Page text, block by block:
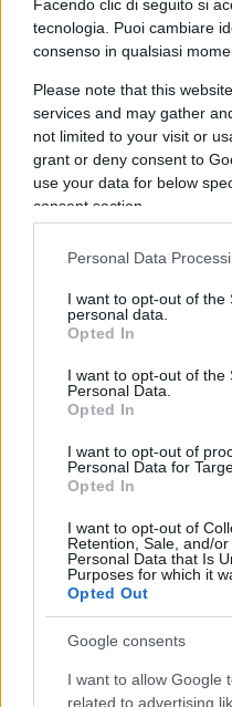
Facendo clic di seguito si
tecnologia. Puoi cambiare
consenso in qualsiasi
Please note that this
services and may gather
not limited to your visit or
grant or deny consent to
use your data for below
consent section.
Personal Data
I want to opt-out of the
personal data.
Opted In
I want to opt-out of the
Personal Data.
Opted In
I want to opt-out of
Personal Data for
Opted In
I want to opt-out of
Retention, Sale, and/
Personal Data that Is
Purposes for which it
Opted Out
Google consents
I want to allow Google
related to advertising
Sinwar ha per la
serie di dichiarazioni
giro per il mondo, che
non gliene frega
fare la vittima, così
dire “poveri i
dei poveri, maper
degli israeliani